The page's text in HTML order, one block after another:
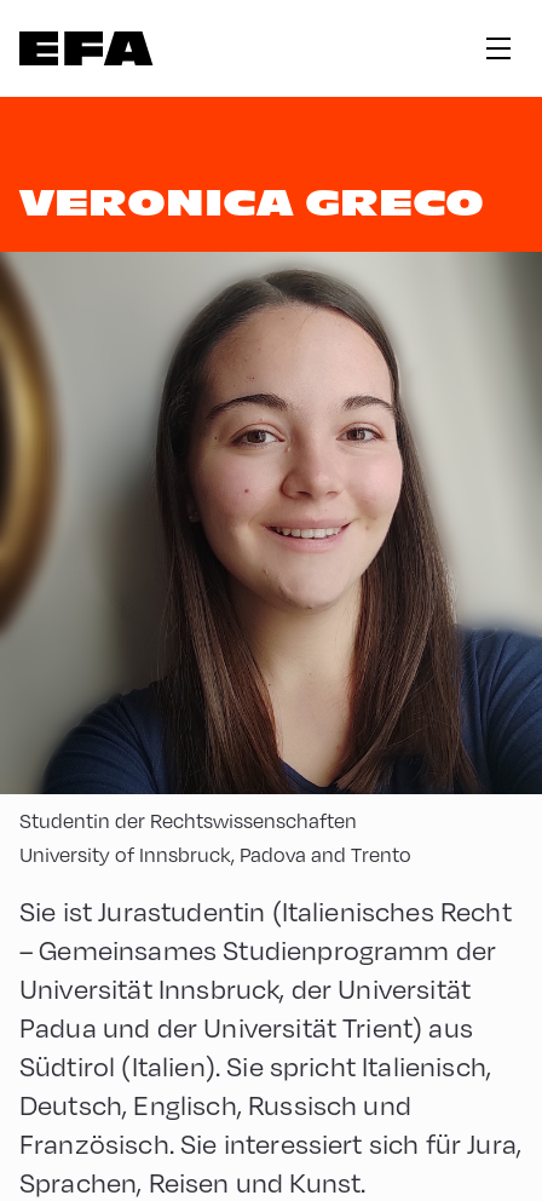
VERONICA GRECO
Studentin der Rechtswissenschaften
University of Innsbruck, Padova and Trento
Sie ist Jurastudentin (Italienisches Recht
– Gemeinsames Studienprogramm der
Universität Innsbruck, der Universität
Padua und der Universität Trient) aus
Südtirol (Italien). Sie spricht Italienisch,
Deutsch, Englisch, Russisch und
Französisch. Sie interessiert sich für Jura,
Sprachen, Reisen und Kunst.